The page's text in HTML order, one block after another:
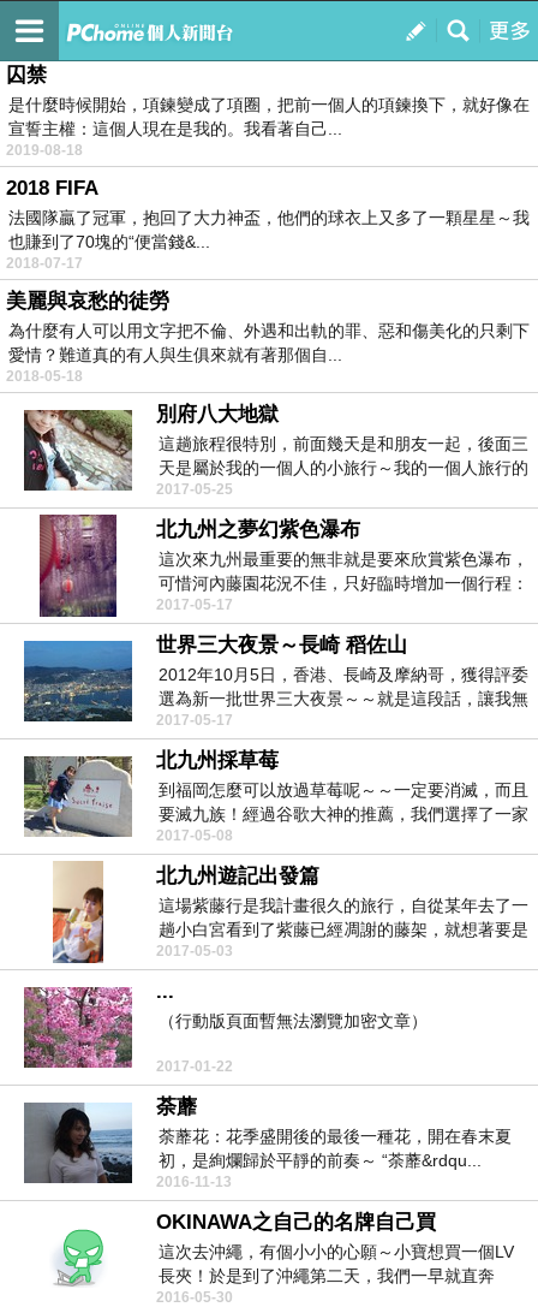
我的
訂閱
小寶窩
囚禁
是什麼時候開始，項鍊變成了項圈，把前一個人的項鍊換下，就好像在
宣誓主權：這個人現在是我的。我看著自己...
2019-08-18
2018 FIFA
法國隊贏了冠軍，抱回了大力神盃，他們的球衣上又多了一顆星星～我
也賺到了70塊的“便當錢&...
2018-07-17
美麗與哀愁的徒勞
為什麼有人可以用文字把不倫、外遇和出軌的罪、惡和傷美化的只剩下
愛情？難道真的有人與生俱來就有著那個自...
2018-05-18
別府八大地獄
這趟旅程很特別，前面幾天是和朋友一起，後面三
天是屬於我的一個人的小旅行～我的一個人旅行的
第一站就是計...
2017-05-25
北九州之夢幻紫色瀑布
這次來九州最重要的無非就是要來欣賞紫色瀑布，
可惜河內藤園花況不佳，只好臨時增加一個行程：
中山大藤！這...
2017-05-17
世界三大夜景～長崎 稻佐山
2012年10月5日，香港、長崎及摩納哥，獲得評委
選為新一批世界三大夜景～～就是這段話，讓我無
論如何...
2017-05-17
北九州採草莓
到福岡怎麼可以放過草莓呢～～一定要消滅，而且
要滅九族！經過谷歌大神的推薦，我們選擇了一家
交通比較簡單...
2017-05-08
北九州遊記出發篇
這場紫藤行是我計畫很久的旅行，自從某年去了一
趟小白宮看到了紫藤已經凋謝的藤架，就想著要是
紫藤花開，該...
2017-05-03
...
（行動版頁面暫無法瀏覽加密文章）
2017-01-22
荼蘼
荼蘼花：花季盛開後的最後一種花，開在春末夏
初，是絢爛歸於平靜的前奏～ “荼蘼&rdqu...
2016-11-13
OKINAWA之自己的名牌自己買
這次去沖繩，有個小小的心願～小寶想買一個LV
長夾！於是到了沖繩第二天，我們一早就直奔
DFS，結果就在...
2016-05-30